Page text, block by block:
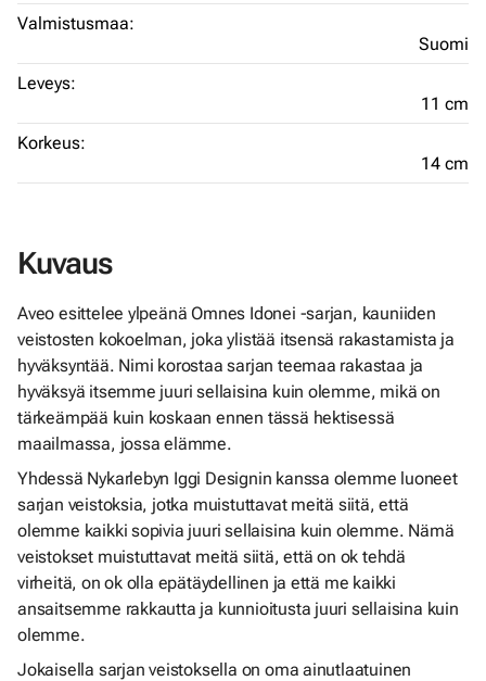
Valmistusmaa:
Suomi
Leveys:
11 cm
Korkeus:
14 cm
Kuvaus
Aveo esittelee ylpeänä Omnes Idonei -sarjan, kauniiden
veistosten kokoelman, joka ylistää itsensä rakastamista ja
hyväksyntää. Nimi korostaa sarjan teemaa rakastaa ja
hyväksyä itsemme juuri sellaisina kuin olemme, mikä on
tärkeämpää kuin koskaan ennen tässä hektisessä
maailmassa, jossa elämme.
Yhdessä Nykarlebyn Iggi Designin kanssa olemme luoneet
sarjan veistoksia, jotka muistuttavat meitä siitä, että
olemme kaikki sopivia juuri sellaisina kuin olemme. Nämä
veistokset muistuttavat meitä siitä, että on ok tehdä
virheitä, on ok olla epätäydellinen ja että me kaikki
ansaitsemme rakkautta ja kunnioitusta juuri sellaisina kuin
olemme.
Jokaisella sarjan veistoksella on oma ainutlaatuinen